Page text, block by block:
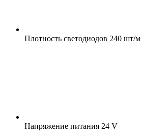
Плотность светодиодов 240 шт/м
Напряжение питания 24 V